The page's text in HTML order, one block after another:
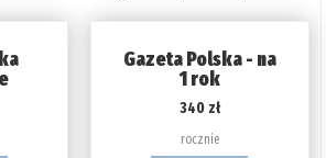
Gazeta Polska - na
1 rok
340 zł
rocznie